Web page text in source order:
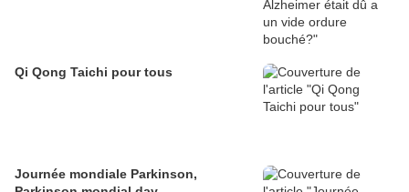
Qi Qong Taichi pour tous
Journée mondiale Parkinson,